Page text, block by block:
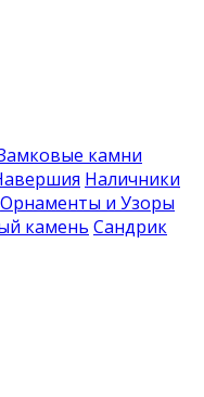
камни
Наличники
Орнаменты и Узоры
камень Сандрик